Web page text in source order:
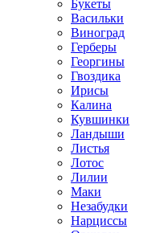
Букеты
Васильки
Виноград
Герберы
Георгины
Гвоздика
Ирисы
Калина
Кувшинки
Ландыши
Листья
Лотос
Лилии
Маки
Незабудки
Нарциссы